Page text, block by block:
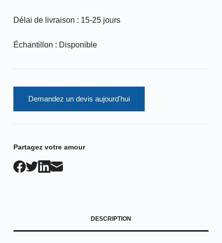
Délai de livraison : 15-25 jours
Échantillon : Disponible
Demandez un devis aujourd'hui
Partagez votre amour
DESCRIPTION